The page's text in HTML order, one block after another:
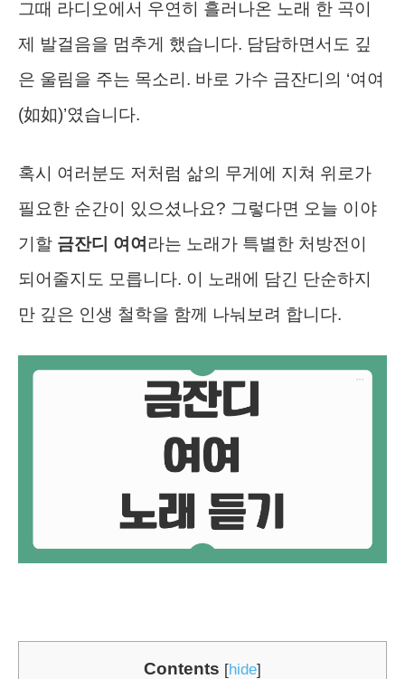
그때 라디오에서 우연히 흘러나온 노래 한 곡이
제 발걸음을 멈추게 했습니다. 담담하면서도 깊
은 울림을 주는 목소리. 바로 가수 금잔디의 ‘여여
(如如)’였습니다.
혹시 여러분도 저처럼 삶의 무게에 지쳐 위로가
필요한 순간이 있으셨나요? 그렇다면 오늘 이야
기할 금잔디 여여 라는 노래가 특별한 처방전이
되어줄지도 모릅니다. 이 노래에 담긴 단순하지
만 깊은 인생 철학을 함께 나눠보려 합니다.
Contents [hide]